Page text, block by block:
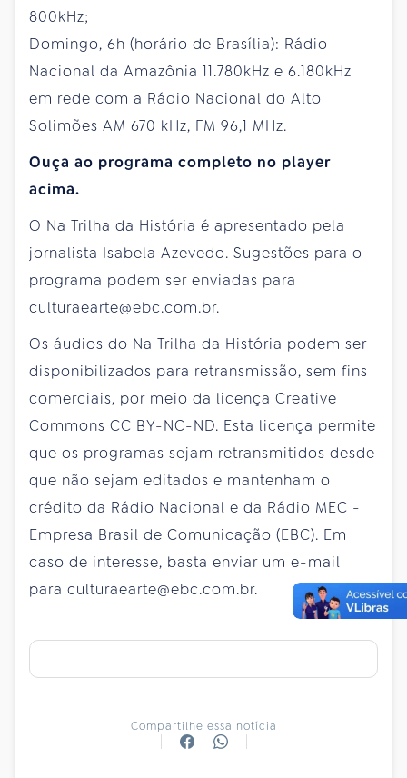
800kHz;
Domingo, 6h (horário de Brasília): Rádio
Nacional da Amazônia 11.780kHz e 6.180kHz
em rede com a Rádio Nacional do Alto
Solimões AM 670 kHz, FM 96,1 MHz.
Ouça ao programa completo no player
acima.
O Na Trilha da História é apresentado pela
jornalista Isabela Azevedo. Sugestões para o
programa podem ser enviadas para
culturaearte@ebc.com.br.
Os áudios do Na Trilha da História podem ser
disponibilizados para retransmissão, sem fins
comerciais, por meio da licença Creative
Commons CC BY-NC-ND. Esta licença permite
que os programas sejam retransmitidos desde
que não sejam editados e mantenham o
crédito da Rádio Nacional e da Rádio MEC -
Empresa Brasil de Comunicação (EBC). Em
caso de interesse, basta enviar um e-mail
para culturaearte@ebc.com.br.
Compartilhe essa notícia